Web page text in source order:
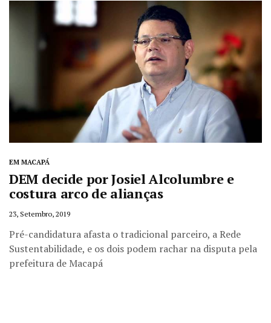
EM MACAPÁ
DEM decide por Josiel Alcolumbre e
costura arco de alianças
23, Setembro, 2019
Pré-candidatura afasta o tradicional parceiro, a Rede
Sustentabilidade, e os dois podem rachar na disputa pela
prefeitura de Macapá